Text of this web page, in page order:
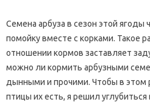
Семена арбуза в сезон этой ягоды
помойку вместе с корками. Такое
отношении кормов заставляет
можно ли кормить арбузными
дынными и прочими. Чтобы в этом
птицы их есть, я решил